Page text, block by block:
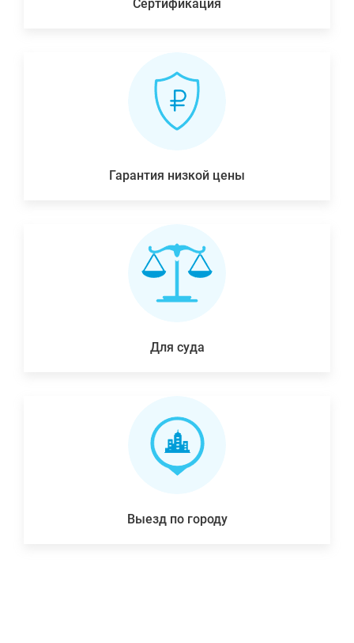
Сертификация
Гарантия низкой цены
Для суда
Выезд по городу